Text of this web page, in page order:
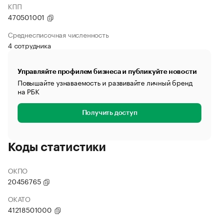
КПП
470501001
Среднесписочная численность
4 сотрудника
Управляйте профилем бизнеса и публикуйте новости
Повышайте узнаваемость и развивайте личный бренд
на РБК
Получить доступ
Коды статистики
ОКПО
20456765
ОКАТО
41218501000